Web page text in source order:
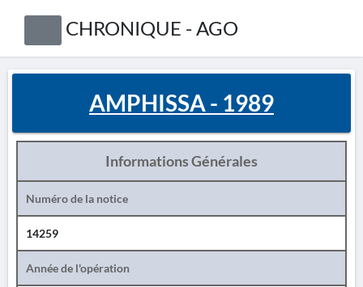
CHRONIQUE - AGO
AMPHISSA - 1989
Informations Générales
Numéro de la notice
14259
Année de l'opération